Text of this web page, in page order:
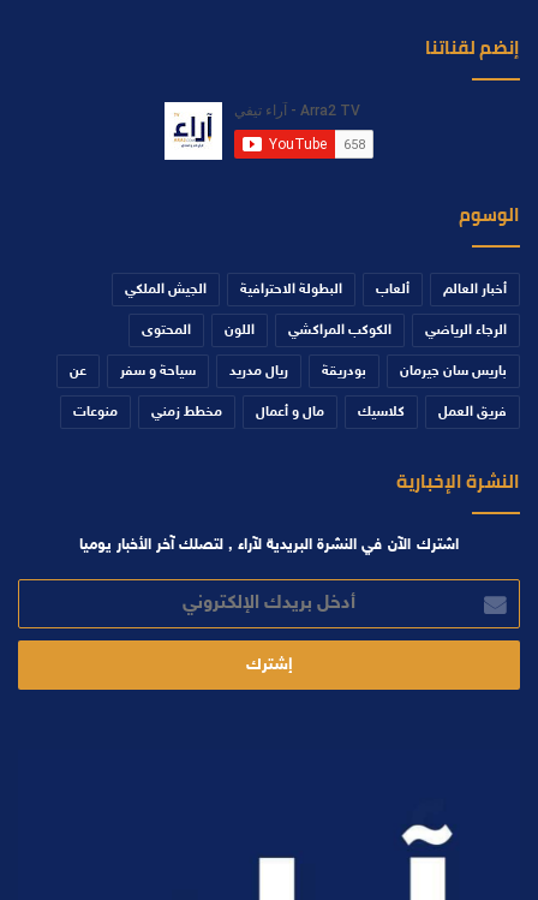
إنضم لقناتنا
الوسوم
أخبار العالم ألعاب البطولة الاحترافية الجيش الملكي
الرجاء الرياضي الكوكب المراكشي اللون المحتوى
باريس سان جيرمان بودريقة ريال مدريد سياحة و سفر عن
فريق العمل كلاسيك مال و أعمال مخطط زمني منوعات
النشرة الإخبارية
اشترك الآن في النشرة البريدية لآراء , لتصلك آخر الأخبار يوميا
بريدك
الإلكتروني